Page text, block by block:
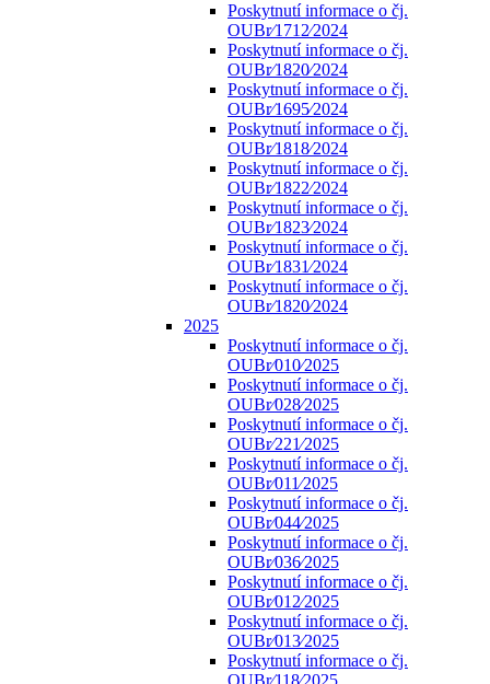
Poskytnutí informace o čj.
OUBr⁄1712⁄2024
Poskytnutí informace o čj.
OUBr⁄1820⁄2024
Poskytnutí informace o čj.
OUBr⁄1695⁄2024
Poskytnutí informace o čj.
OUBr⁄1818⁄2024
Poskytnutí informace o čj.
OUBr⁄1822⁄2024
Poskytnutí informace o čj.
OUBr⁄1823⁄2024
Poskytnutí informace o čj.
OUBr⁄1831⁄2024
Poskytnutí informace o čj.
OUBr⁄1820⁄2024
2025
Poskytnutí informace o čj.
OUBr⁄010⁄2025
Poskytnutí informace o čj.
OUBr⁄028⁄2025
Poskytnutí informace o čj.
OUBr⁄221⁄2025
Poskytnutí informace o čj.
OUBr⁄011⁄2025
Poskytnutí informace o čj.
OUBr⁄044⁄2025
Poskytnutí informace o čj.
OUBr⁄036⁄2025
Poskytnutí informace o čj.
OUBr⁄012⁄2025
Poskytnutí informace o čj.
OUBr⁄013⁄2025
Poskytnutí informace o čj.
OUBr⁄118⁄2025